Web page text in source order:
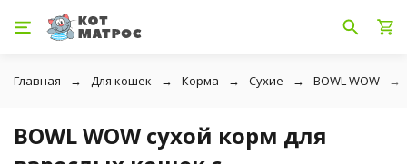
Главная Для кошек Корма Сухие BOWL WOW
BOWL WOW сухой корм для